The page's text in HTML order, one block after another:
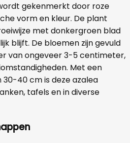
gekenmerkt door roze
vorm en kleur. De plant
met donkergroen blad
blijft. De bloemen zijn gevuld
van ongeveer 3-5 centimeter,
Met een
40 cm is deze azalea
tafels en in diverse